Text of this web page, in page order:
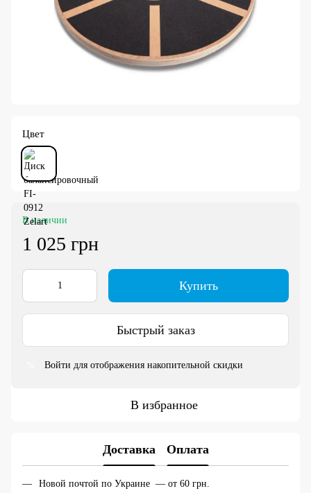
Цвет
В наличии
1 025 грн
Купить
Быстрый заказ
Войти для отображения накопительной скидки
В избранное
Доставка Оплата
Новой почтой по Украине — от 60 грн.